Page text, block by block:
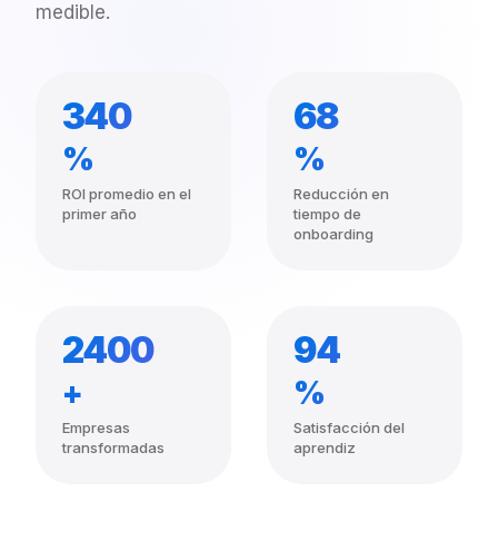
medible.
340
%
ROI promedio en el
primer año
68
%
Reducción en
tiempo de
onboarding
2400
+
Empresas
transformadas
94
%
Satisfacción del
aprendiz